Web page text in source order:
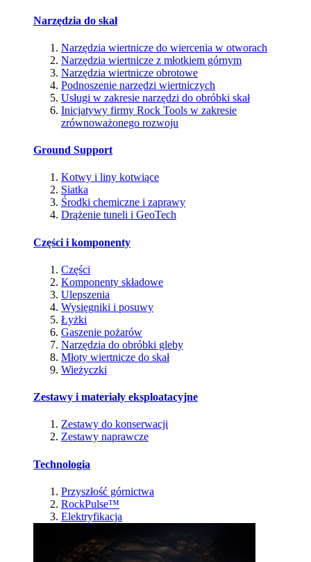
Narzędzia do skał
Narzędzia wiertnicze do wiercenia w otworach
Narzędzia wiertnicze z młotkiem górnym
Narzędzia wiertnicze obrotowe
Podnoszenie narzędzi wiertniczych
Usługi w zakresie narzędzi do obróbki skał
Inicjatywy firmy Rock Tools w zakresie
zrównoważonego rozwoju
Ground Support
Kotwy i liny kotwiące
Siatka
Środki chemiczne i zaprawy
Drążenie tuneli i GeoTech
Części i komponenty
Części
Komponenty składowe
Ulepszenia
Wysięgniki i posuwy
Łyżki
Gaszenie pożarów
Narzędzia do obróbki gleby
Młoty wiertnicze do skał
Wieżyczki
Zestawy i materiały eksploatacyjne
Zestawy do konserwacji
Zestawy naprawcze
Technologia
Przyszłość górnictwa
RockPulse™
Elektryfikacja